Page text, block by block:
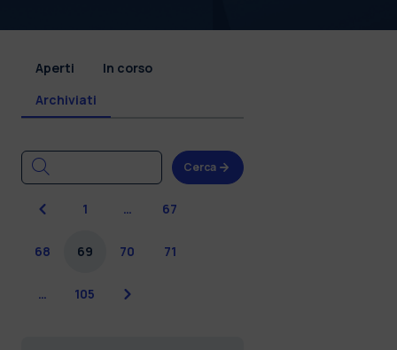
Aperti
In corso
Archiviati
Cerca
Precedente
1 … 67
68 69 70 71
… 105 Successiva